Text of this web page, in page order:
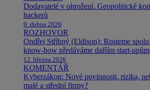
Dodavatelé v ohrožení. Geopolitické
hackerů
9. dubna 2026
ROZHOVOR
Ondřej Stříbný (Eldison): Rosteme
know-how předáváme dalším start-upům
12. března 2026
KOMENTÁŘ
Kyberzákon: Nové povinnosti, rizika,
malé a střední firmy?